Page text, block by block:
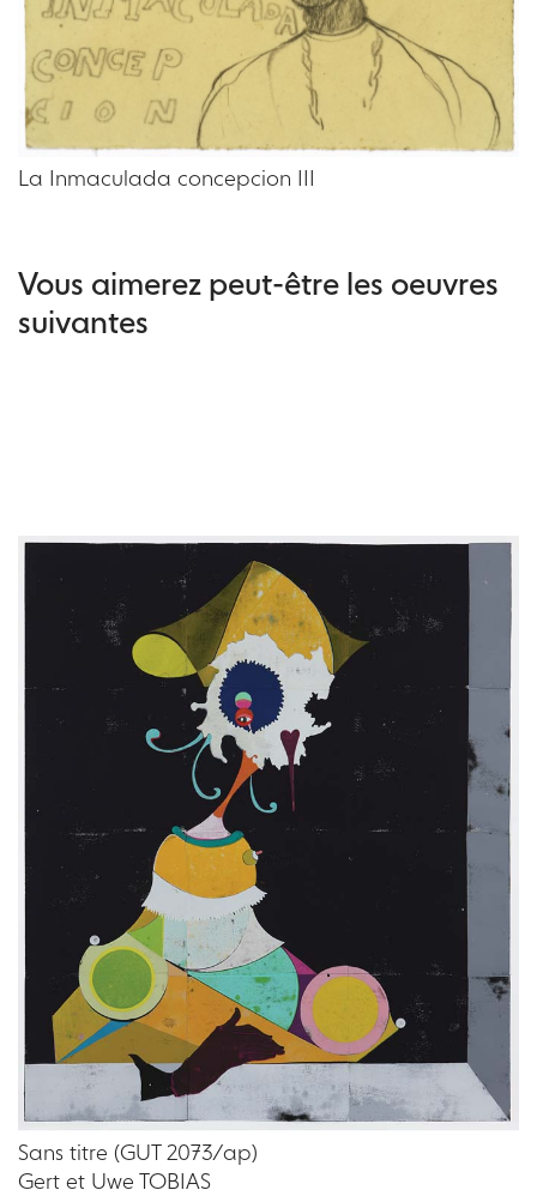
La Inmaculada concepcion III
Vous aimerez peut-être les oeuvres
suivantes
Sans titre (GUT 2073/ap)
Gert et Uwe TOBIAS